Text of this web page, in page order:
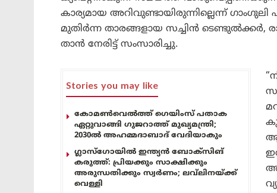
കാര്യമായ അറിവുണ്ടായിരുന്നില്ലെന്ന്
മുതിർന്ന താരങ്ങളായ സച്ചിൻ
താൻ നേരിട്ട് സംസാരിച്ചു.
Stories you may like
കോമൺവെൽത്ത് ഗെയിംസ് പതാക
ഏറ്റുവാങ്ങി ഗുജറാത്ത് മുഖ്യമന്ത്രി;
2030ൽ അഹമ്മദാബാദ് വേദിയാകും
ഗ്ലാസ്‌ഗോയിൽ ഇന്ത്യൻ ബോക്സിങ്
കരുത്ത്: പ്രിയക്കും സാക്ഷിക്കും
അരുന്ധതിക്കും സ്വർണം; ലവ്‌ലിനയ്ക്ക്
വെള്ളി